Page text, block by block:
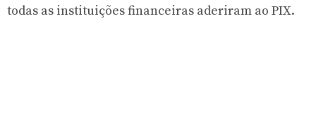
todas as instituições financeiras aderiram ao PIX.